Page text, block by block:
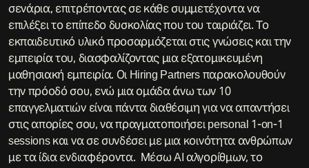
σενάρια, επιτρέποντας σε κάθε συμμετέχοντα να
επιλέξει το επίπεδο δυσκολίας που του ταιριάζει. Το
εκπαιδευτικό υλικό προσαρμόζεται στις γνώσεις και την
εμπειρία του, διασφαλίζοντας μια εξατομικευμένη
μαθησιακή εμπειρία. Οι Hiring Partners παρακολουθούν
την πρόοδό σου, ενώ μια ομάδα άνω των 10
επαγγελματιών είναι πάντα διαθέσιμη για να απαντήσει
στις απορίες σου, να πραγματοποιήσει personal 1-on-1
sessions και να σε συνδέσει με μια κοινότητα ανθρώπων
με τα ίδια ενδιαφέροντα. Μέσω AI αλγορίθμων, το